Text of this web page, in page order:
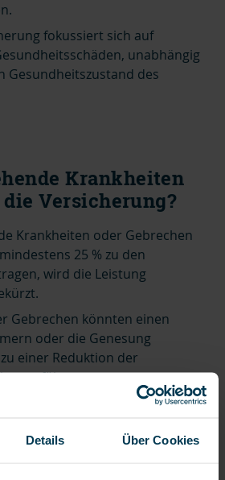
Details Über Cookies
fokussiert sich auf
unabhängig
Gesundheitszustand des
Krankheiten
Versicherung?
Krankheiten oder Gebrechen
25 % zu den
wird die Leistung
Gebrechen könnten einen
oder die Genesung
einer Reduktion der
führt.
anderen